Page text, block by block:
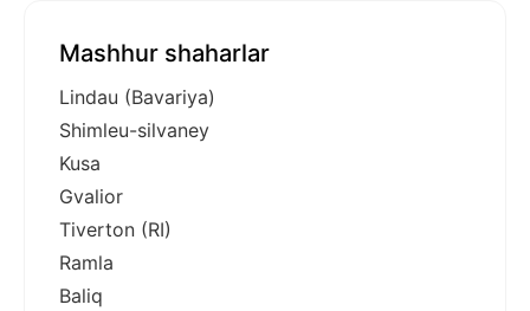
Mashhur shaharlar
Lindau (Bavariya)
Shimleu-silvaney
Kusa
Gvalior
Tiverton (RI)
Ramla
Baliq